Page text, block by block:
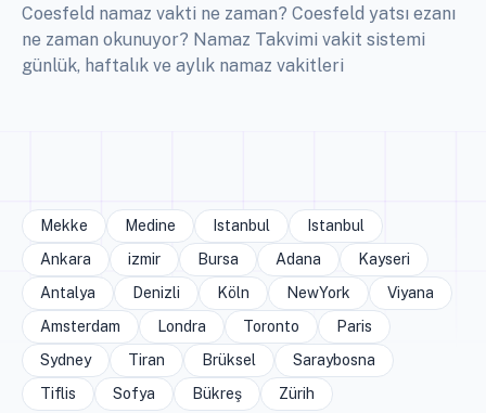
Coesfeld namaz vakti ne zaman? Coesfeld yatsı ezanı
ne zaman okunuyor? Namaz Takvimi vakit sistemi
günlük, haftalık ve aylık namaz vakitleri
Mekke Medine Istanbul
Istanbul
Ankara
izmir Bursa Adana
Kayseri
Antalya
Denizli Köln NewYork
Viyana
Amsterdam
Londra Toronto
Paris
Sydney
Tiran Brüksel
Saraybosna
Tiflis
Sofya Bükreş Zürih